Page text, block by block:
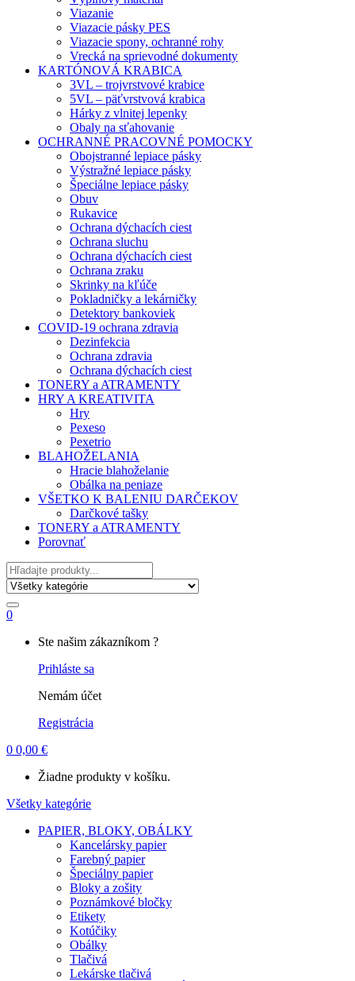
Viazanie
Viazacie pásky PES
Viazacie spony, ochranné rohy
Vrecká na sprievodné dokumenty
KARTÓNOVÁ KRABICA
3VL – trojvrstvové krabice
5VL – päťvrstvová krabica
Hárky z vlnitej lepenky
Obaly na sťahovanie
OCHRANNÉ PRACOVNÉ POMOCKY
Obojstranné lepiace pásky
Výstražné lepiace pásky
Špeciálne lepiace pásky
Obuv
Rukavice
Ochrana dýchacích ciest
Ochrana sluchu
Ochrana dýchacích ciest
Ochrana zraku
Skrinky na kľúče
Pokladničky a lekárničky
Detektory bankoviek
COVID-19 ochrana zdravia
Dezinfekcia
Ochrana zdravia
Ochrana dýchacích ciest
TONERY a ATRAMENTY
HRY A KREATIVITA
Hry
Pexeso
Pexetrio
BLAHOŽELANIA
Hracie blahoželanie
Obálka na peniaze
VŠETKO K BALENIU DARČEKOV
Darčkové tašky
TONERY a ATRAMENTY
Porovnať
Hľadať
0
Ste našim zákazníkom ?
Prihláste sa
Nemám účet
Registrácia
0 0,00 €
Žiadne produkty v košíku.
Všetky kategórie
PAPIER, BLOKY, OBÁLKY
Kancelársky papier
Farebný papier
Špeciálny papier
Bloky a zošity
Poznámkové bločky
Etikety
Kotúčiky
Obálky
Tlačivá
Lekárske tlačivá